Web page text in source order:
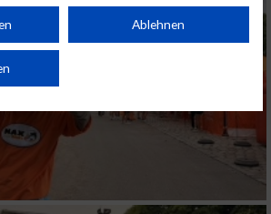
Analyse von Zielgruppen durch Statistiken oder
aus verschiedenen Quellen. Entwicklung und
Europäischen Union weitergegeben und in die
(1 IAB-Anbieter)
Zwecke:
Ablehnen